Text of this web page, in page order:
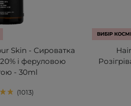
Skin - Сироватка
і феруловою
- 30ml
1013
ВИБІР